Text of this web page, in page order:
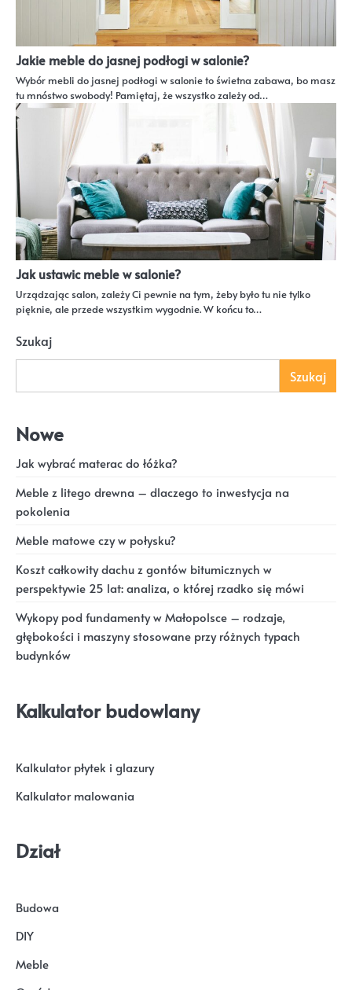
Jakie meble do jasnej podłogi w salonie?
Wybór mebli do jasnej podłogi w salonie to świetna zabawa, bo masz
tu mnóstwo swobody! Pamiętaj, że wszystko zależy od…
Jak ustawic meble w salonie?
Urządzając salon, zależy Ci pewnie na tym, żeby było tu nie tylko
pięknie, ale przede wszystkim wygodnie. W końcu to…
Szukaj
Szukaj
Nowe
Jak wybrać materac do łóżka?
Meble z litego drewna – dlaczego to inwestycja na
pokolenia
Meble matowe czy w połysku?
Koszt całkowity dachu z gontów bitumicznych w
perspektywie 25 lat: analiza, o której rzadko się mówi
Wykopy pod fundamenty w Małopolsce – rodzaje,
głębokości i maszyny stosowane przy różnych typach
budynków
Kalkulator budowlany
Kalkulator płytek i glazury
Kalkulator malowania
Dział
Budowa
DIY
Meble